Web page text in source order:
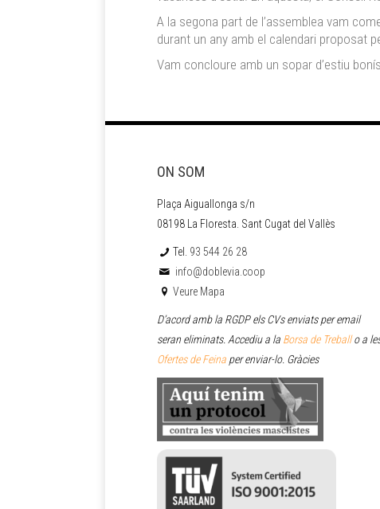
A la segona part de l’assemblea vam
durant un any amb el calendari proposat
Vam concloure amb un sopar d’estiu
ON SOM
Plaça Aiguallonga s/n
08198 La Floresta. Sant Cugat del Vallès
Tel. 93 544 26 28
info@doblevia.coop
Veure Mapa
D’acord amb la RGDP els CVs enviats per email
seran eliminats. Accediu a la Borsa de Treballo a
Ofertes de Feina per enviar-lo. Gràcies